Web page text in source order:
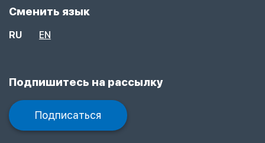
Сменить язык
RU EN
Подпишитесь на рассылку
Подписаться